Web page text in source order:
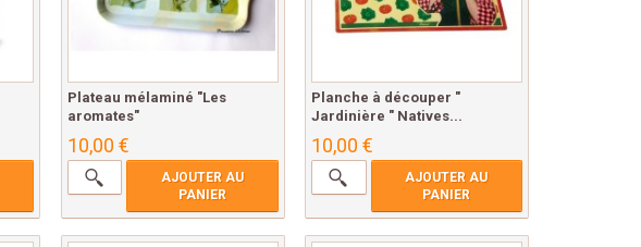
Plateau mélaminé "Les
aromates"
10,00 €
AJOUTER AU
PANIER
Planche à découper "
Jardinière " Natives...
10,00 €
AJOUTER AU
PANIER